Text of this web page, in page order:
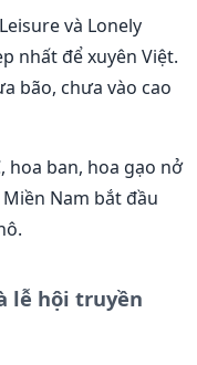
và Lonely
nhất để xuyên Việt.
bão, chưa vào cao
hoa ban, hoa gạo nở
Nam bắt đầu
lễ hội truyền